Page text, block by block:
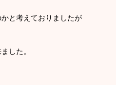
と考えておりましたが
した。